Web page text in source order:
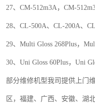
27、 CM-512m3A， CM-
28、 CL-500A、 CL-200A、
29、 Multi Gloss 268Plus，
30、 Uni Gloss 60Plus， Uni
部分维修机型我司提供上门
区，福建、广西、安徽、湖